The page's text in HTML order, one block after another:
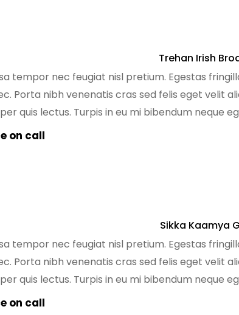
Trehan Irish
tempor nec feugiat nisl pretium. Egestas
Porta nibh venenatis cras sed felis eget velit
quis lectus. Turpis in eu mi bibendum neque
egestas sed sed risus pretium quam.
on call
Sikka Kaamya
tempor nec feugiat nisl pretium. Egestas
Porta nibh venenatis cras sed felis eget velit
quis lectus. Turpis in eu mi bibendum neque
egestas sed sed risus pretium quam.
on call